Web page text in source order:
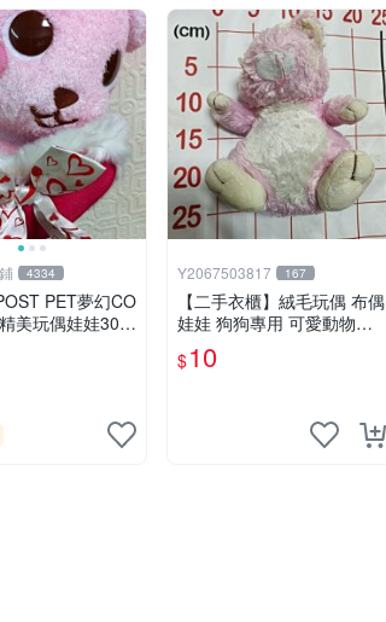
4334
PET夢幻CO
美玩偶娃娃30c
Y2067503817 167
【二手衣櫃】絨毛玩偶 布偶
娃娃 狗狗專用 可愛動物系
列 耐咬耐磨玩具 玩偶 粉紅
熊寵物玩具 1120929
$10